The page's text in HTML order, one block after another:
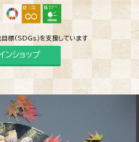
目標(SDGs)を支援しています
ンショップ